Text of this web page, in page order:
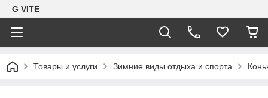
G VITE
Товары и услуги Зимние виды отдыха и спорта